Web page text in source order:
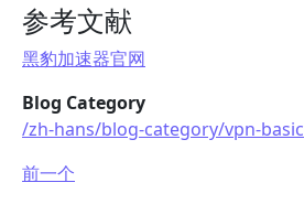
参考文献
黑豹加速器官网
Blog Category
/zh-hans/blog-category/vpn-basic
前一个